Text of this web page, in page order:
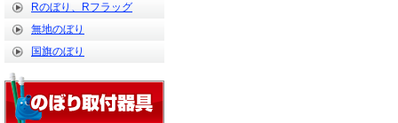
Rのぼり、Rフラッグ
無地のぼり
国旗のぼり